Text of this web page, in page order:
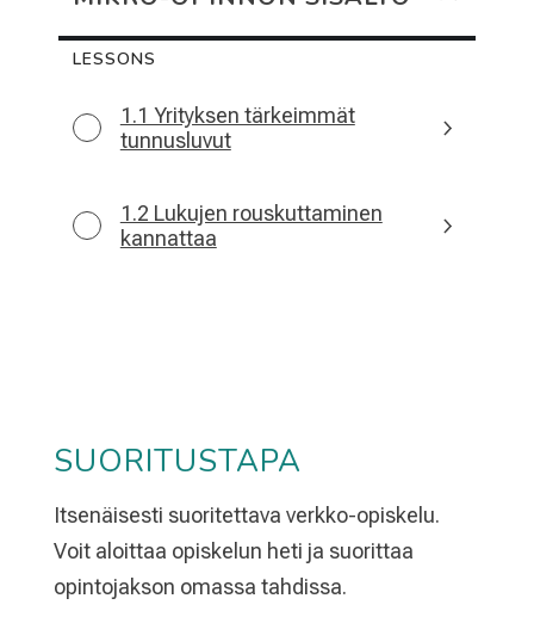
sisältö
LESSONS
1.1 Yrityksen tärkeimmät
tunnusluvut
1.2 Lukujen rouskuttaminen
kannattaa
SUORITUSTAPA
Itsenäisesti suoritettava verkko-opiskelu.
Voit aloittaa opiskelun heti ja suorittaa
opintojakson omassa tahdissa.